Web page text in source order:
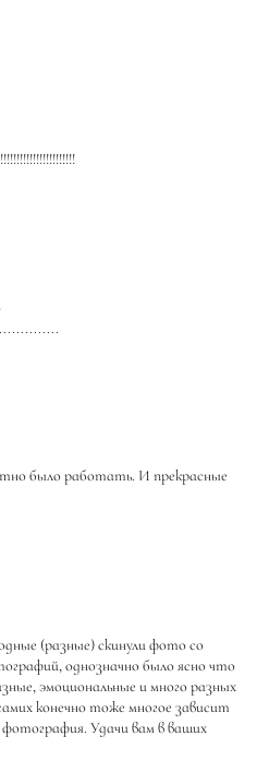
было работать. И прекрасные
(разные) скинули фото со
однозначно было ясно что
эмоциональные и много разных
конечно тоже многое зависит
Удачи вам в ваших